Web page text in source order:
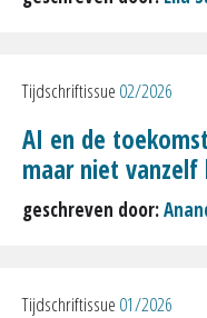
Tijdschriftissue 02/2026
AI en de
maar niet vanzelf
geschreven door:
Tijdschriftissue 01/2026